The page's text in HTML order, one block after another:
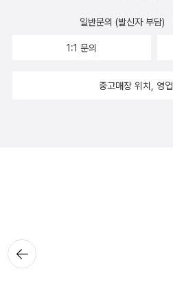
뒤로가
기
일반문의 (발신자 부담)
1:1 문의
중고매장 위치, 영